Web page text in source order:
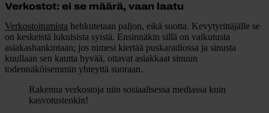
Verkostot: ei se määrä, vaan laatu
Verkostoitumista hehkutetaan paljon, eikä suotta. Kevytyrittäjälle se
on keskeistä lukuisista syistä. Ensinnäkin sillä on vaikutusta
asiakashankintaan; jos nimesi kiertää puskaradiossa ja sinusta
kuullaan sen kautta hyvää, ottavat asiakkaat sinuun
todennäköisemmin yhteyttä suoraan.
Rakenna verkostoja niin sosiaalisessa mediassa kuin
kasvotustenkin!